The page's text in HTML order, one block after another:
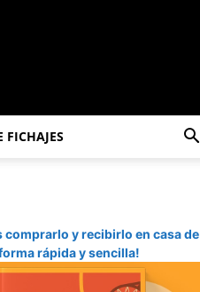
FICHAJES
comprarlo y recibirlo en casa de
rápida y sencilla!